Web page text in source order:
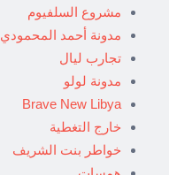
مشروع السلفيوم
مدونة أحمد المحمودي
تجارب ليال
مدونة لولو
Brave New Libya
خارج التغطية
خواطر بنت الشريف